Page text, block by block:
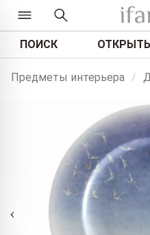
ПОИСК
Предметы интерьера /
‹